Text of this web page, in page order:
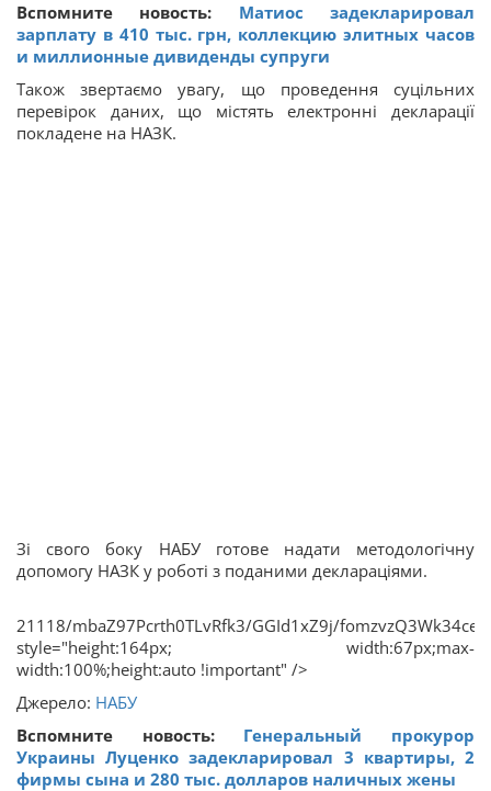
Вспомните новость: Матиос задекларировал
зарплату в 410 тыс. грн, коллекцию элитных часов
и миллионные дивиденды супруги
Також звертаємо увагу, що проведення суцільних
перевірок даних, що містять електронні декларації
покладене на НАЗК.
Зі свого боку НАБУ готове надати методологічну
допомогу НАЗК у роботі з поданими деклараціями.
21118/
Джерело: НАБУ
Вспомните новость: Генеральный прокурор
Украины Луценко задекларировал 3 квартиры, 2
фирмы сына и 280 тыс. долларов наличных жены